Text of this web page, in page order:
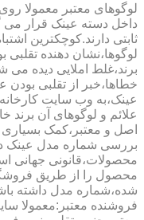
لوگوهای معتبر معمولا
داخل دسته عینک قرار می
ثابتی دارند.کوچکترین
لوگوها،نشان دهنده
برند،غلط املایی دیده می
خطاها،خبر از تقلبی
عینک،به وب سایت کارخانه
علائم و لوگوهای آن برند
اصل و معتبر،کمک بسیاری
بررسی شماره مدل عینک
محصولات،قانونی
محصول را از طریق
شده،شماره مدل داشته
فروشنده معتبر:معمولا